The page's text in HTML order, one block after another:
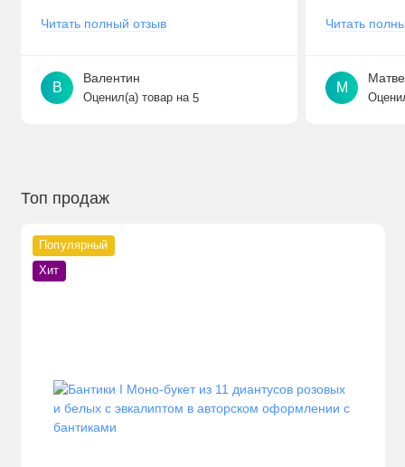
Читать полный отзыв
В
Валентин
Оценил(а) товар на 5
Читать
М
Топ продаж
Популярный
Хит